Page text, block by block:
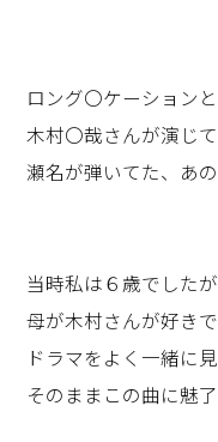
ロング〇ケーション
木村〇哉さんが演じ
瀬名が弾いてた、あの
当時私は６歳でしたが
母が木村さんが好きで
ドラマをよく一緒に
そのままこの曲に魅了